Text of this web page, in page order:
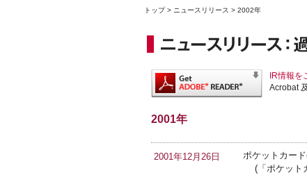
トップ> ニュースリリース > 2002年
IR情報
Acrobat
2001年
2001年12月26日
ポケットカー
(「ポケット